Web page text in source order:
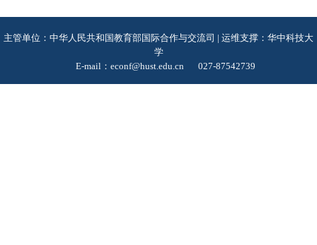
主管单位：中华人民共和国教育部国际合作与交流司 | 运维支撑：华中科技大
学
E-mail：econf@hust.edu.cn
027-87542739